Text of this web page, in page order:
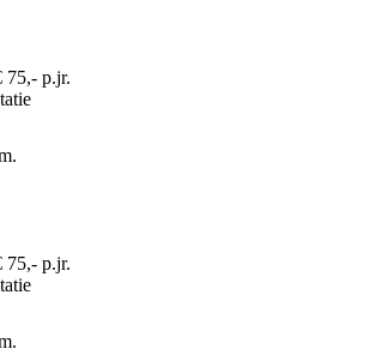
75,- p.jr.
75,- p.jr.